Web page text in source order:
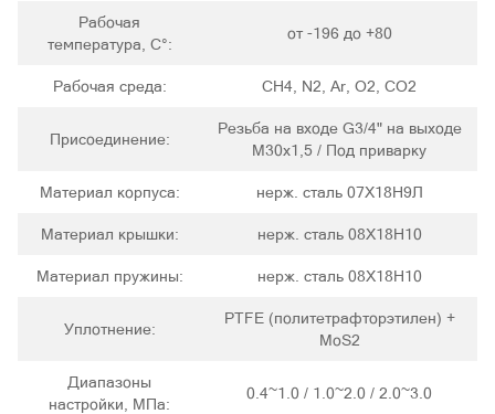
Рабочая
температура, С°:
от -196 до +80
Рабочая среда: CH4, N2, Ar, O2, CO2
Присоединение:
Резьба на входе G3/4" на выходе
М30х1,5 / Под приварку
Материал корпуса: нерж. сталь 07Х18Н9Л
Материал крышки: нерж. сталь 08Х18Н10
Материал пружины: нерж. сталь 08Х18Н10
Уплотнение:
PTFE (политетрафторэтилен) +
MoS2
Диапазоны
настройки, МПа:
0.4~1.0 / 1.0~2.0 / 2.0~3.0